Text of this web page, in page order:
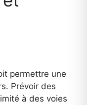
permettre une
Prévoir des
à des voies